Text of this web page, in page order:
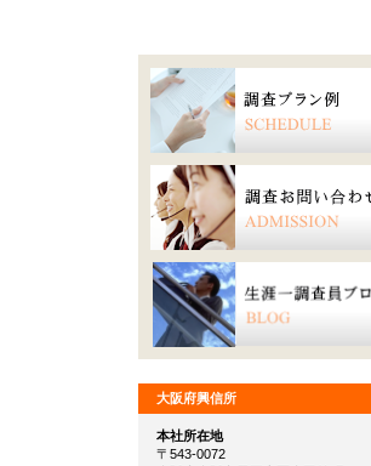
大阪府興信所
本社所在地
〒543-0072